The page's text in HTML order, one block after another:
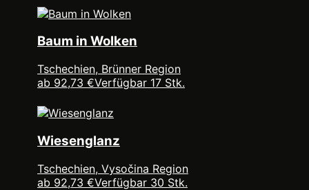
Baum in Wolken
Tschechien, Brünner Region
ab 92,73 €Verfügbar 17 Stk.
Wiesenglanz
Tschechien, Vysočina Region
ab 92,73 €Verfügbar 30 Stk.